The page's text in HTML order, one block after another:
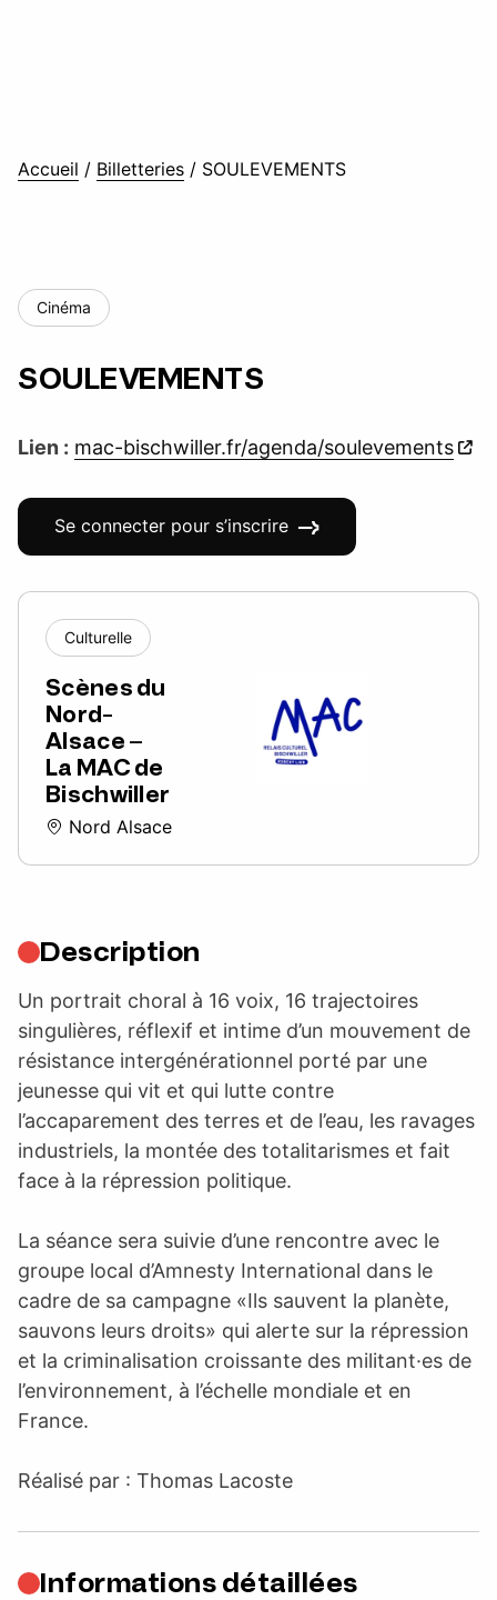
Accueil / Billetteries / SOULEVEMENTS
Cinéma
SOULEVEMENTS
Lien : mac-bischwiller.fr/agenda/soulevements
Se connecter pour s’inscrire
Culturelle
Scènes du
Nord-
Alsace –
La MAC de
Bischwiller
Nord Alsace
Description
Un portrait choral à 16 voix, 16 trajectoires
singulières, réflexif et intime d’un mouvement de
résistance intergénérationnel porté par une
jeunesse qui vit et qui lutte contre
l’accaparement des terres et de l’eau, les ravages
industriels, la montée des totalitarismes et fait
face à la répression politique.
La séance sera suivie d’une rencontre avec le
groupe local d’Amnesty International dans le
cadre de sa campagne «Ils sauvent la planète,
sauvons leurs droits» qui alerte sur la répression
et la criminalisation croissante des militant·es de
l’environnement, à l’échelle mondiale et en
France.
Réalisé par : Thomas Lacoste
Informations détaillées